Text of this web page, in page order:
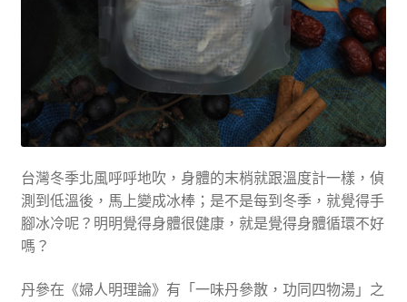
台灣冬季北風呼呼地吹，身體的末梢就跟溫度計一樣，偵
測到低溫後，馬上變成冰棒；是不是每到冬季，就覺得手
腳冰冷呢？明明覺得身體很健康，就是覺得身體循環不好
嗎？
丹參在《婦人明理論》有「一味丹參散，功同四物湯」之